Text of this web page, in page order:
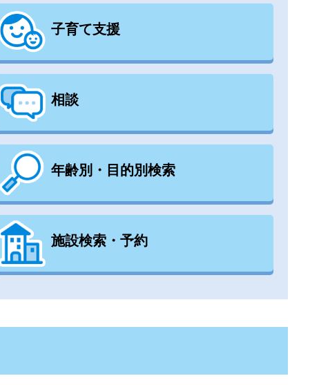
子育て支援
相談
年齢別・目的別検索
施設検索・予約